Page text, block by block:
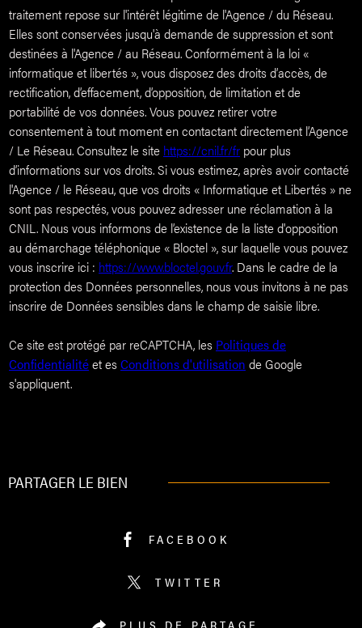
traitement repose sur l'intérêt légitime de l'Agence / du Réseau.
Elles sont conservées jusqu'à demande de suppression et sont
destinées à l'Agence / au Réseau. Conformément à la loi «
informatique et libertés », vous disposez des droits d’accès, de
rectification, d’effacement, d’opposition, de limitation et de
portabilité de vos données. Vous pouvez retirer votre
consentement à tout moment en contactant directement l’Agence
/ Le Réseau. Consultez le site https://cnil.fr/fr pour plus
d’informations sur vos droits. Si vous estimez, après avoir contacté
l'Agence / le Réseau, que vos droits « Informatique et Libertés » ne
sont pas respectés, vous pouvez adresser une réclamation à la
CNIL. Nous vous informons de l’existence de la liste d'opposition
au démarchage téléphonique « Bloctel », sur laquelle vous pouvez
vous inscrire ici : https://www.bloctel.gouv.fr. Dans le cadre de la
protection des Données personnelles, nous vous invitons à ne pas
inscrire de Données sensibles dans le champ de saisie libre.
Ce site est protégé par reCAPTCHA, les Politiques de
Confidentialitéet esConditions d'utilisation de Google
s'appliquent.
PARTAGER LE BIEN
FACEBOOK
TWITTER